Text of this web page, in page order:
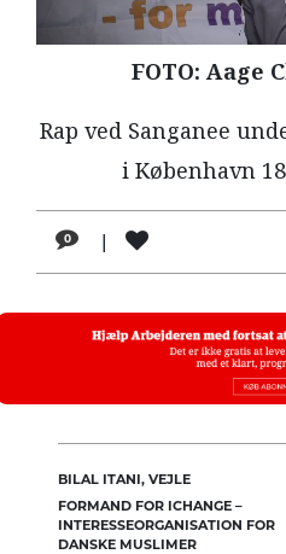
NAVNE
HISTORIE
ARBEJDEREN
FOTO: Aage
Rap ved Sanganee
i København
0 |
BILAL ITANI, VEJLE
FORMAND FOR ICHANGE –
INTERESSEORGANISATION FOR
DANSKE MUSLIMER